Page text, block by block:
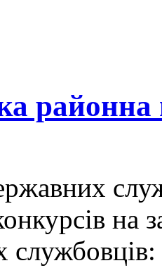
на
службовців: